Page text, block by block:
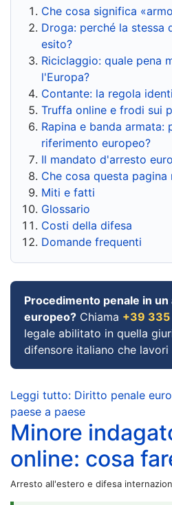
Che cosa significa
Droga: perché la stessa
esito?
Riciclaggio: quale pena
l'Europa?
Contante: la regola
Truffa online e frodi sui
Rapina e banda armata:
riferimento europeo?
Il mandato d'arresto
Che cosa questa
Miti e fatti
Glossario
Costi della difesa
Domande frequenti
Procedimento penale in un
europeo? Chiama +39
legale abilitato in quella
difensore italiano che lavori
Leggi tutto: Diritto penale
paese a paese
Minore
online: cosa
Arresto all'estero e difesa